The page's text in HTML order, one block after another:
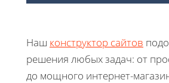
Наш конструктор сайтов
решения любых задач: от
до мощного интернет-